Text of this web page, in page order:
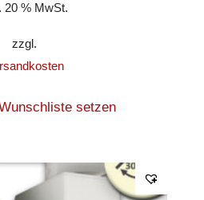
20 % MwSt.
zzgl.
setzen